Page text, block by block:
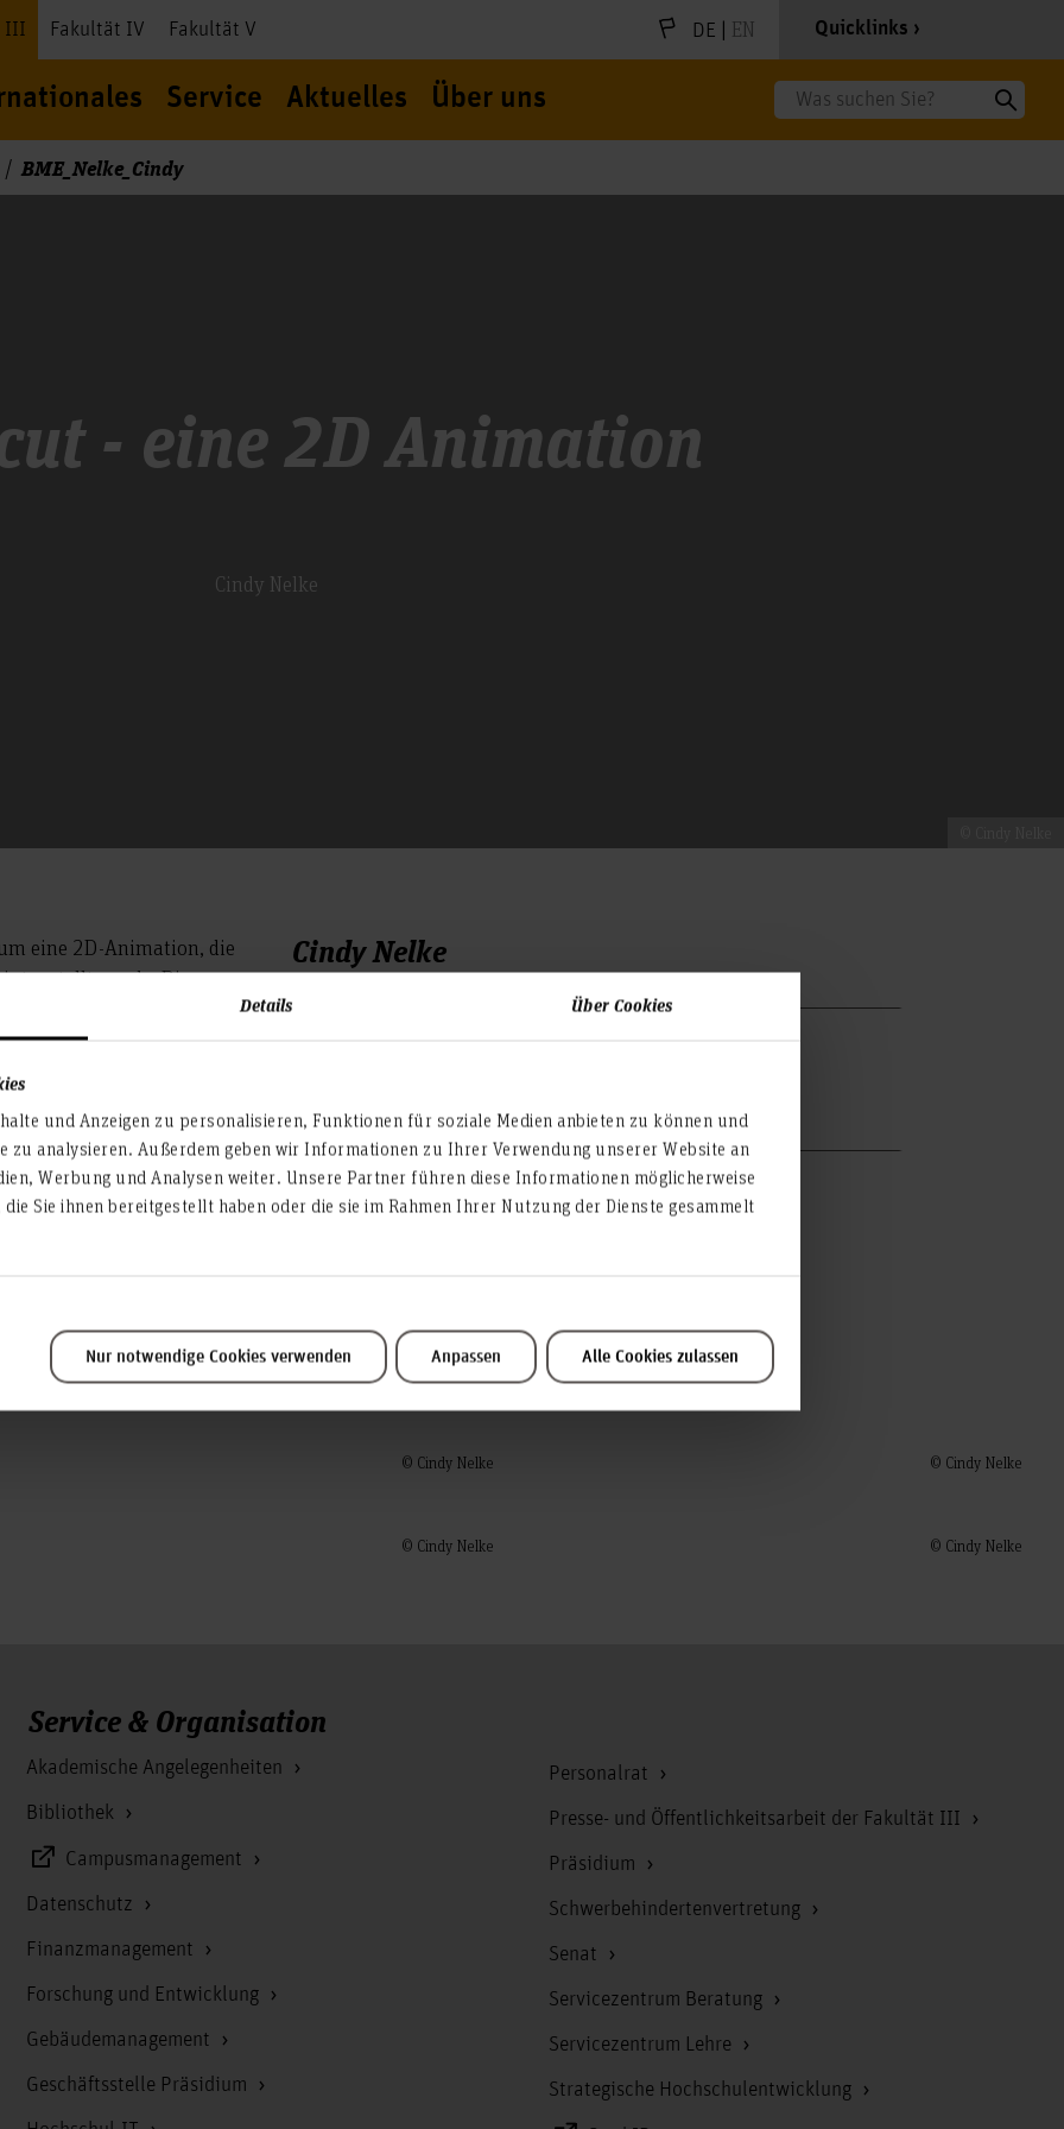
Details Über Cookies
und Anzeigen zu personalisieren, Funktionen für soziale Medien anbieten zu können und
zu analysieren. Außerdem geben wir Informationen zu Ihrer Verwendung unserer Website an
Werbung und Analysen weiter. Unsere Partner führen diese Informationen möglicherweise
Sie ihnen bereitgestellt haben oder die sie im Rahmen Ihrer Nutzung der Dienste gesammelt
Nur notwendige Cookies verwenden Anpassen Alle Cookies zulassen
III Fakultät IV Fakultät V DE | EN Quicklinks
Service Aktuelles Über uns Suche
BME_Nelke_Cindy
- eine 2D Animation
Cindy Nelke
eine 2D-Animation, die
erstellt wurde. Die
der abends auf dem
Dort muss er sich
gut beleuchteten Weg
Wald nimmt. Aus
Wald. Während er tiefer
Geräuschen und
groß wird, dass er panisch
das von einer jungen
sich in Sicherheit,
ihn am Ende frisst. Bei
da sich auf
lässt, als wenn ein
Cindy Nelke
Zweitprüfer: Professor Jan Löcher
© Cindy Nelke © Cindy Nelke
© Cindy Nelke © Cindy Nelke
Service & Organisation
Akademische Angelegenheiten
Bibliothek
Campusmanagement
Datenschutz
Finanzmanagement
Forschung und Entwicklung
Gebäudemanagement
Geschäftsstelle Präsidium
Personalrat
Presse- und Öffentlichkeitsarbeit der Fakultät III
Präsidium
Schwerbehindertenvertretung
Senat
Servicezentrum Beratung
Servicezentrum Lehre
Strategische Hochschulentwicklung